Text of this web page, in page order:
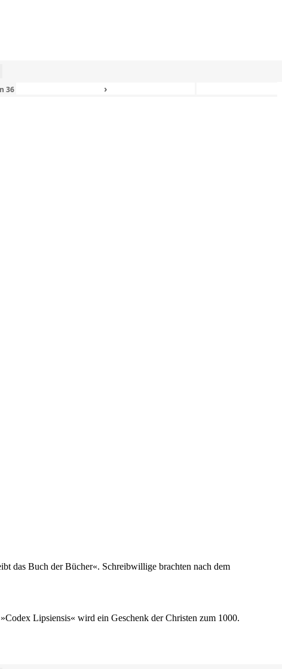
36 ›
das Buch der Bücher«. Schreibwillige brachten nach dem
Lipsiensis« wird ein Geschenk der Christen zum 1000.